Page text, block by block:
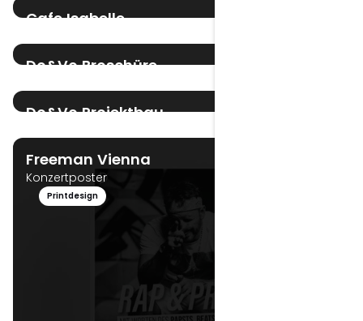
Cafe Isabelle
Do&Vo Broschüre
Do&Vo Projektbau
Freeman Vienna
Konzertposter
Printdesign